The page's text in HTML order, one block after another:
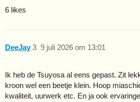
6 likes
DeeJay 9 juli 2026 om 13:01
3
Ik heb de Tsuyosa al eens gepast. Zit
kroon wel een beetje klein. Hoop
kwaliteit, uurwerk etc. En ja ook